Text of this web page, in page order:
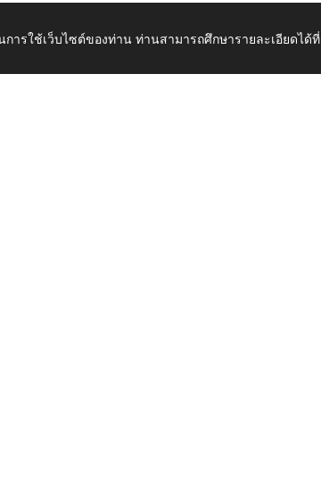
รใช้เว็บไซต์ของท่าน ท่านสามารถศึกษารายละเอียดได้ที่